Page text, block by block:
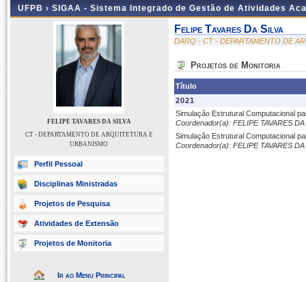
UFPB › SIGAA - Sistema Integrado de Gestão de Atividades
FELIPE TAVARES DA SILVA
CT - DEPARTAMENTO DE ARQUITETURA E
URBANISMO
Perfil Pessoal
Disciplinas Ministradas
Projetos de Pesquisa
Atividades de Extensão
Projetos de Monitoria
Ir ao Menu Principal
Felipe Tavares Da Silva
DARQ - CT - DEPARTAMENTO DE
Projetos de Monitoria
Título
2021
Simulação Estrutural Computacional
Coordenador(a): FELIPE TAVARES DA
Simulação Estrutural Computacional
Coordenador(a): FELIPE TAVARES DA